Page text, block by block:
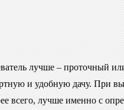
лучше – проточный
и удобную дачу. При
всего, лучше именно с